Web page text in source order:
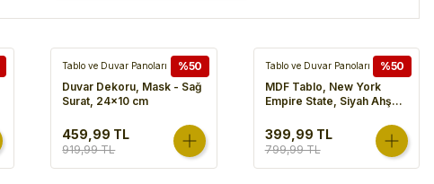
%50
Tablo ve Duvar Panoları
Duvar Dekoru, Mask - Sağ
Surat, 24x10 cm
459,99 TL
919,99 TL
%50
Tablo ve Duvar Panoları
MDF Tablo, New York
Empire State, Siyah Ahşap
Turuncu - 50x2,5x70 cm
399,99 TL
799,99 TL